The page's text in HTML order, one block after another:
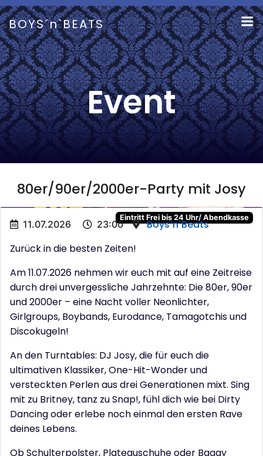
Zum
Inhalt
springen
BOYS´n`BEATS
Event
80er/90er/2000er-Party mit Josy
Eintritt Frei bis 24 Uhr/ Abendkasse
11.07.2026 23:00
Boys´n`Beats
Zurück in die besten Zeiten!
Am 11.07.2026 nehmen wir euch mit auf eine Zeitreise
durch drei unvergessliche Jahrzehnte: Die 80er, 90er
und 2000er – eine Nacht voller Neonlichter,
Girlgroups, Boybands, Eurodance, Tamagotchis und
Discokugeln!
An den Turntables: DJ Josy, die für euch die
ultimativen Klassiker, One-Hit-Wonder und
versteckten Perlen aus drei Generationen mixt. Sing
mit zu Britney, tanz zu Snap!, fühl dich wie bei Dirty
Dancing oder erlebe noch einmal den ersten Rave
deines Lebens.
Ob Schulterpolster, Plateauschuhe oder Baggy